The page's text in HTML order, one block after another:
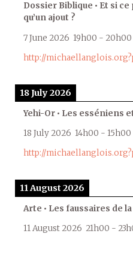
Dossier Biblique • Et si
qu’un ajout ?
7 June 2026 19h00 - 20h00
http://
18 July 2026
Yehi-Or • Les esséniens
18 July 2026 14h00 - 15h00
http://
11 August 2026
Arte • Les faussaires de
11 August 2026 21h00 -